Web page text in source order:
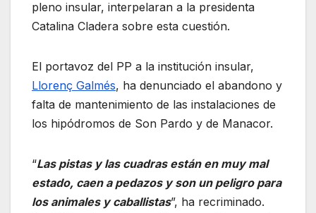
pleno insular, interpelaran a la presidenta
Catalina Cladera sobre esta cuestión.
El portavoz del PP a la institución insular,
Llorenç Galmés, ha denunciado el abandono y
falta de mantenimiento de las instalaciones de
los hipódromos de Son Pardo y de Manacor.
“Las pistas y las cuadras están en muy mal
estado, caen a pedazos y son un peligro para
los animales y caballistas”, ha recriminado.